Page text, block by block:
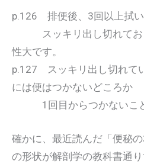
p.126 排便後、3回以上拭
スッキリ出し切れてお
性大です。
p.127 スッキリ出し切れて
には便はつかないどころか
1回目からつかないこと
確かに、最近読んだ「便秘
の形状が解剖学の教科書通り